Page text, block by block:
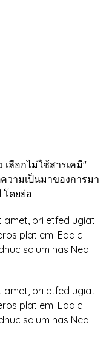
เลือกไม่ใช้สารเคมี"
วามเป็นมาของการมา
โดยย่อ
amet, pri etfed ugiat
plat em. Eadic
solum has Nea
amet, pri etfed ugiat
plat em. Eadic
solum has Nea